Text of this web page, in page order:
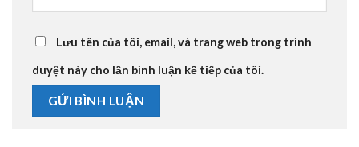
Lưu tên của tôi, email, và trang web trong trình
duyệt này cho lần bình luận kế tiếp của tôi.